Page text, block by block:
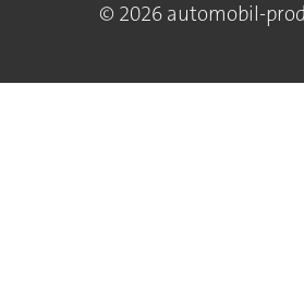
© 2026 automobil-